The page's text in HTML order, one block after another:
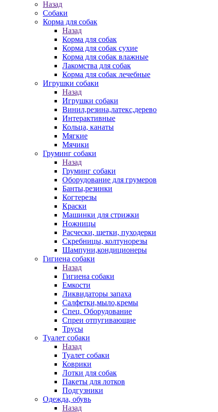
Назад
Собаки
Корма для собак
Назад
Корма для собак
Корма для собак сухие
Корма для собак влажные
Лакомства для собак
Корма для собак лечебные
Игрушки собаки
Назад
Игрушки собаки
Винил,резина,латекс,дерево
Интерактивные
Кольца, канаты
Мягкие
Мячики
Груминг собаки
Назад
Груминг собаки
Оборудование для грумеров
Банты,резинки
Когтерезы
Краски
Машинки для стрижки
Ножницы
Расчески, щетки, пуходерки
Скребницы, колтунорезы
Шампуни,кондиционеры
Гигиена собаки
Назад
Гигиена собаки
Емкости
Ликвидаторы запаха
Салфетки,мыло,кремы
Спец. Оборудование
Спреи отпугивающие
Трусы
Туалет собаки
Назад
Туалет собаки
Коврики
Лотки для собак
Пакеты для лотков
Подгузники
Одежда, обувь
Назад